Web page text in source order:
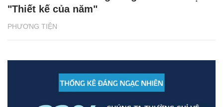
PHƯƠNG TIỆN
"Thiết kế của năm"